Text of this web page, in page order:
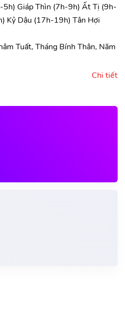
5h) Giáp Thìn (7h-9h) Ất Tị (9h-
Kỷ Dậu (17h-19h) Tân Hợi
Tuất, Tháng Bính Thân, Năm
Chi tiết